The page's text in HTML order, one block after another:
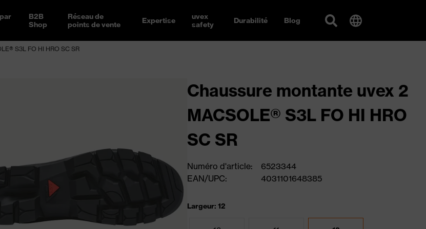
B2B
Shop
Réseau de
points de vente
Expertise
uvex
safety
Durabilité Blog
S3L FO HI HRO SC SR
Chaussure montante uvex 2
MACSOLE® S3L FO HI HRO
SC SR
Numéro d'article:
6523344
EAN/UPC:
4031101648385
Largeur: 12